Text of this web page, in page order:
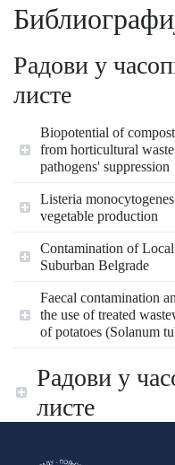
Радови у
листе
Biopotential of
from horticultural
pathogens' suppression
Listeria
vegetable production
Contamination of
Suburban Belgrade
Faecal contamination
the use of treated
of potatoes (Solanum
Радови у
листе